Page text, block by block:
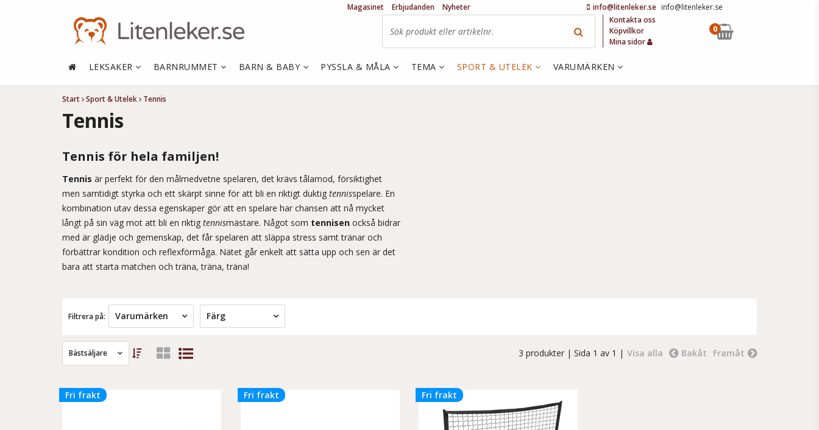
Start Sport & Utelek Tennis
Tennis
Tennis för hela familjen!
Tennis är perfekt för den målmedvetne spelaren, det krävs tålamod, försiktighet
men samtidigt styrka och ett skärpt sinne för att bli en riktigt duktig tennisspelare. En
kombination utav dessa egenskaper gör att en spelare har chansen att nå mycket
långt på sin väg mot att bli en riktig tennismästare. Något som tennisen också bidrar
med är glädje och gemenskap, det får spelaren att släppa stress samt tränar och
förbättrar kondition och reflexförmåga. Nätet går enkelt att sätta upp och sen är det
bara att starta matchen och träna, träna, träna!
Filtrera på: Varumärken Färg
Bästsäljare Framåt
Bakåt
Visa alla
3 produkter | Sida 1 av 1 |
Fri frakt Fri frakt Fri frakt
info@litenleker.se info@litenleker.se
Magasinet Erbjudanden
Nyheter
Kontakta oss
Köpvillkor
Mina sidor
0
LEKSAKER BARNRUMMET BARN & BABY PYSSLA & MÅLA TEMA SPORT & UTELEK VARUMÄRKEN